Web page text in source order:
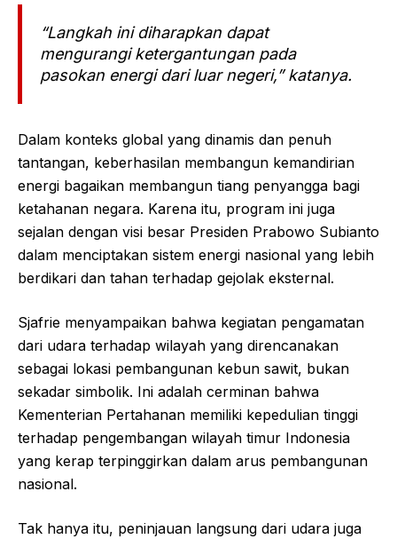
“Langkah ini diharapkan dapat
mengurangi ketergantungan pada
pasokan energi dari luar negeri,” katanya.
Dalam konteks global yang dinamis dan penuh
tantangan, keberhasilan membangun kemandirian
energi bagaikan membangun tiang penyangga bagi
ketahanan negara. Karena itu, program ini juga
sejalan dengan visi besar Presiden Prabowo Subianto
dalam menciptakan sistem energi nasional yang lebih
berdikari dan tahan terhadap gejolak eksternal.
Sjafrie menyampaikan bahwa kegiatan pengamatan
dari udara terhadap wilayah yang direncanakan
sebagai lokasi pembangunan kebun sawit, bukan
sekadar simbolik. Ini adalah cerminan bahwa
Kementerian Pertahanan memiliki kepedulian tinggi
terhadap pengembangan wilayah timur Indonesia
yang kerap terpinggirkan dalam arus pembangunan
nasional.
Tak hanya itu, peninjauan langsung dari udara juga